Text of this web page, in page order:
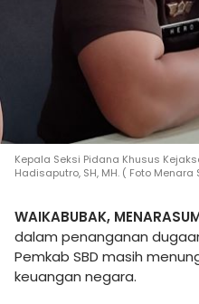
Kepala Seksi Pidana Khusus
Hadisaputro, SH, MH. ( Foto Menara
WAIKABUBAK,
dalam penanganan
Pemkab SBD masih
keuangan negara.